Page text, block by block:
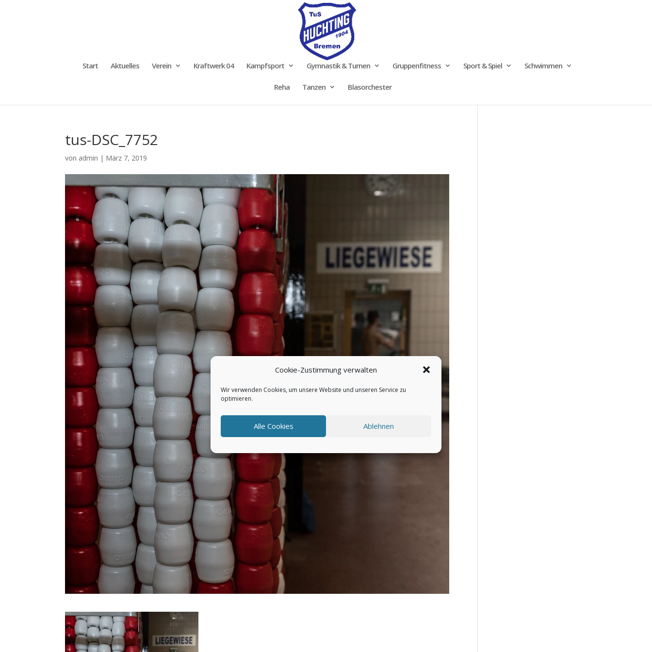
Cookie-Zustimmung verwalten
Wir verwenden Cookies, um unsere Website und unseren Service zu
optimieren.
Alle Cookies Ablehnen
Start Aktuelles Verein Kraftwerk 04 Kampfsport Gymnastik & Turnen Gruppenfitness Sport & Spiel Schwimmen
Reha Tanzen Blasorchester
tus-DSC_7752
von admin | März 7, 2019